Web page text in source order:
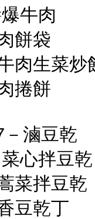
牛肉
餅袋
肉生菜炒
捲餅
滷豆乾
心拌豆乾
菜拌豆乾
豆乾丁